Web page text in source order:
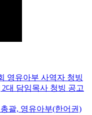
영유아부 사역자 청빙
대 담임목사 청빙 공고
괄, 영유아부(한어권)